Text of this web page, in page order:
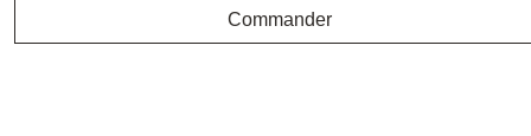
Commander